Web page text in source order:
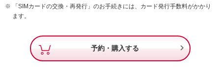
「SIMカードの交換・再発行」のお手続きには、カード発行手数料がかかり
ます。
予約・購入する 